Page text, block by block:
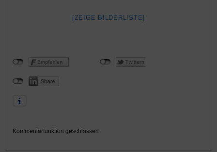
[ZEIGE BILDERLISTE]
Kommentarfunktion geschlossen